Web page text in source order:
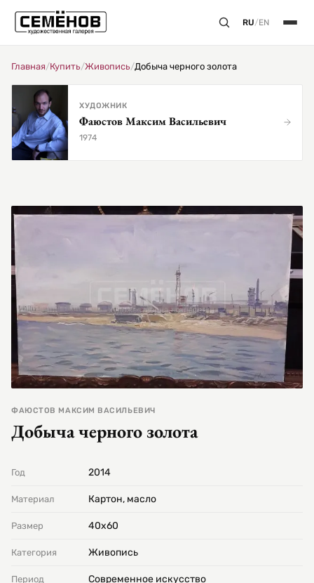
RU/EN
Главная/Купить/Живопись/Добыча черного золота
ХУДОЖНИК
Фаюстов Максим Васильевич
1974
ФАЮСТОВ МАКСИМ ВАСИЛЬЕВИЧ
Добыча черного золота
Год 2014
Материал Картон, масло
Размер 40х60
Категория Живопись
Период Современное искусство